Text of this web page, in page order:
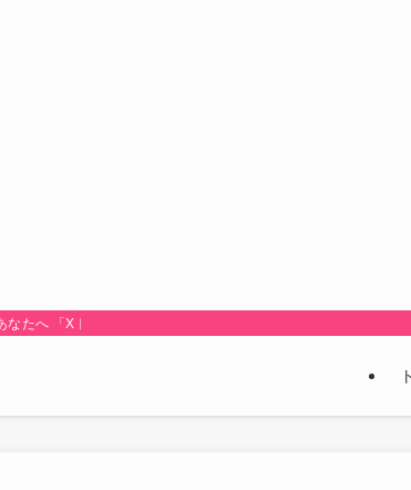
たへ 「Xトレンド研究所！」は、時代のトレンドをいち早